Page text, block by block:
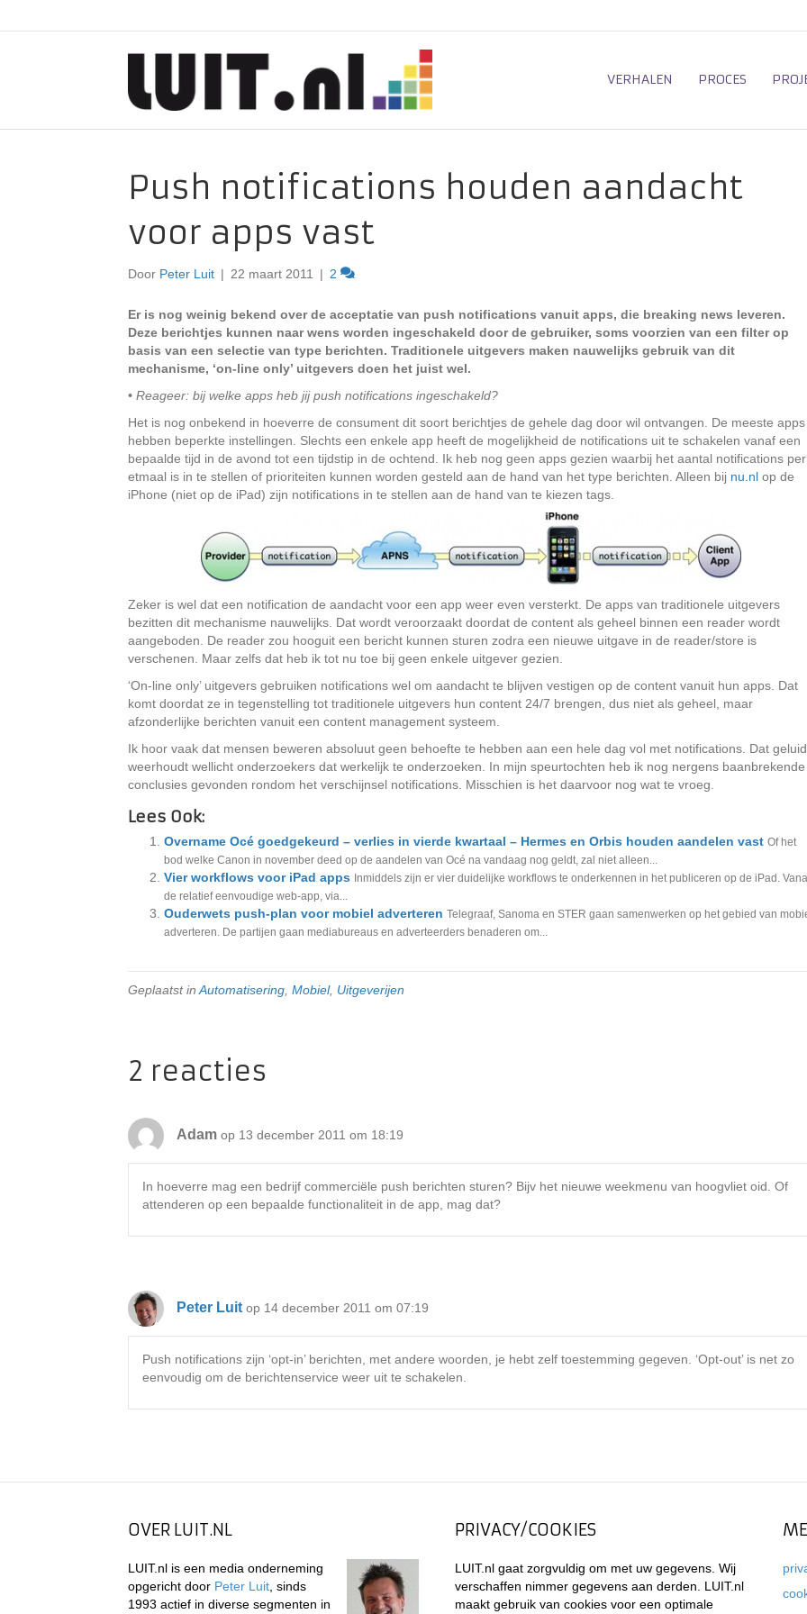
VERHALEN PROCES
Push notifications houden aandacht
voor apps vast
Door Peter Luit | 22 maart 2011 | 2
Er is nog weinig bekend over de acceptatie van push notifications vanuit apps, die breaking news leveren.
Deze berichtjes kunnen naar wens worden ingeschakeld door de gebruiker, soms voorzien van een filter op
basis van een selectie van type berichten. Traditionele uitgevers maken nauwelijks gebruik van dit
mechanisme, ‘on-line only’ uitgevers doen het juist wel.
• Reageer: bij welke apps heb jij push notifications ingeschakeld?
Het is nog onbekend in hoeverre de consument dit soort berichtjes de gehele dag door wil ontvangen. De meeste apps
hebben beperkte instellingen. Slechts een enkele app heeft de mogelijkheid de notifications uit te schakelen vanaf een
bepaalde tijd in de avond tot een tijdstip in de ochtend. Ik heb nog geen apps gezien waarbij het aantal notifications per
etmaal is in te stellen of prioriteiten kunnen worden gesteld aan de hand van het type berichten. Alleen bij nu.nl op de
iPhone (niet op de iPad) zijn notifications in te stellen aan de hand van te kiezen tags.
Zeker is wel dat een notification de aandacht voor een app weer even versterkt. De apps van traditionele uitgevers
bezitten dit mechanisme nauwelijks. Dat wordt veroorzaakt doordat de content als geheel binnen een reader wordt
aangeboden. De reader zou hooguit een bericht kunnen sturen zodra een nieuwe uitgave in de reader/store is
verschenen. Maar zelfs dat heb ik tot nu toe bij geen enkele uitgever gezien.
‘On-line only’ uitgevers gebruiken notifications wel om aandacht te blijven vestigen op de content vanuit hun apps. Dat
komt doordat ze in tegenstelling tot traditionele uitgevers hun content 24/7 brengen, dus niet als geheel, maar
afzonderlijke berichten vanuit een content management systeem.
Ik hoor vaak dat mensen beweren absoluut geen behoefte te hebben aan een hele dag vol met notifications. Dat geluid
weerhoudt wellicht onderzoekers dat werkelijk te onderzoeken. In mijn speurtochten heb ik nog nergens baanbrekende
conclusies gevonden rondom het verschijnsel notifications. Misschien is het daarvoor nog wat te vroeg.
Lees Ook:
Overname Océ goedgekeurd – verlies in vierde kwartaal – Hermes en Orbis houden aandelen vast Of het
bod welke Canon in november deed op de aandelen van Océ na vandaag nog geldt, zal niet alleen...
Vier workflows voor iPad apps Inmiddels zijn er vier duidelijke workflows te onderkennen in het publiceren op de iPad.
de relatief eenvoudige web-app, via...
Ouderwets push-plan voor mobiel adverteren Telegraaf, Sanoma en STER gaan samenwerken op het gebied van
adverteren. De partijen gaan mediabureaus en adverteerders benaderen om...
Geplaatst in Automatisering Mobiel, Uitgeverijen
2 reacties
Adam op 13 december 2011 om 18:19
In hoeverre mag een bedrijf commerciële push berichten sturen? Bijv het nieuwe weekmenu van hoogvliet oid. Of
attenderen op een bepaalde functionaliteit in de app, mag dat?
Peter Luit op 14 december 2011 om 07:19
Push notifications zijn ‘opt-in’ berichten, met andere woorden, je hebt zelf toestemming gegeven. ‘Opt-out’ is net zo
eenvoudig om de berichtenservice weer uit te schakelen.
OVER LUIT.NL
LUIT.nl is een media onderneming
opgericht door Peter Luit , sinds
1993 actief in diverse segmenten in
PRIVACY/COOKIES
LUIT.nl gaat zorgvuldig om met uw gegevens. Wij
verschaffen nimmer gegevens aan derden. LUIT.nl
maakt gebruik van cookies voor een optimale